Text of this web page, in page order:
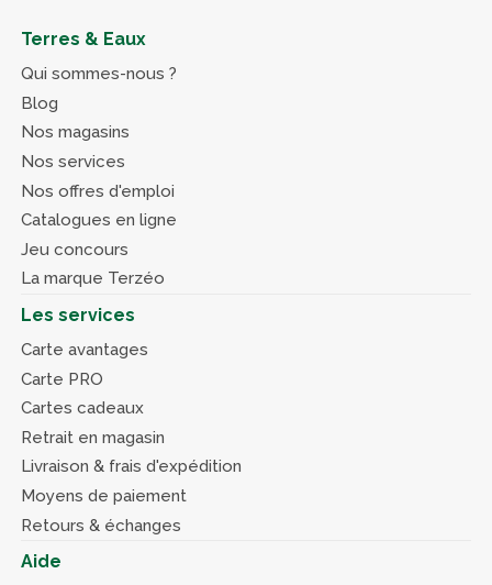
Terres & Eaux
Qui sommes-nous ?
Blog
Nos magasins
Nos services
Nos offres d'emploi
Catalogues en ligne
Jeu concours
La marque Terzéo
Les services
Carte avantages
Carte PRO
Cartes cadeaux
Retrait en magasin
Livraison & frais d'expédition
Moyens de paiement
Retours & échanges
Aide